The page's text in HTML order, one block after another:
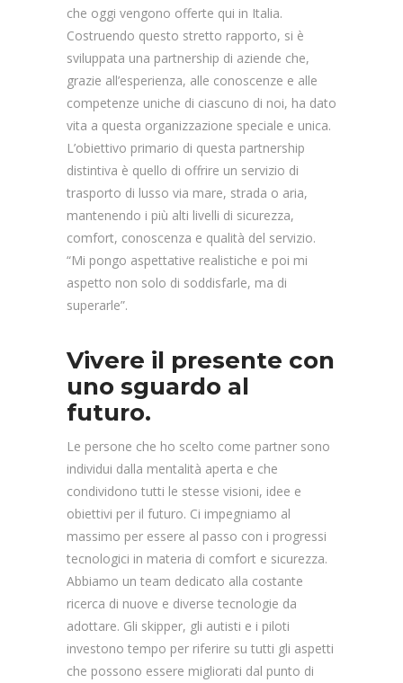
che oggi vengono offerte qui in Italia.
Costruendo questo stretto rapporto, si è
sviluppata una partnership di aziende che,
grazie all’esperienza, alle conoscenze e alle
competenze uniche di ciascuno di noi, ha dato
vita a questa organizzazione speciale e unica.
L’obiettivo primario di questa partnership
distintiva è quello di offrire un servizio di
trasporto di lusso via mare, strada o aria,
mantenendo i più alti livelli di sicurezza,
comfort, conoscenza e qualità del servizio.
“Mi pongo aspettative realistiche e poi mi
aspetto non solo di soddisfarle, ma di
superarle”.
Vivere il presente con
uno sguardo al
futuro.
Le persone che ho scelto come partner sono
individui dalla mentalità aperta e che
condividono tutti le stesse visioni, idee e
obiettivi per il futuro. Ci impegniamo al
massimo per essere al passo con i progressi
tecnologici in materia di comfort e sicurezza.
Abbiamo un team dedicato alla costante
ricerca di nuove e diverse tecnologie da
adottare. Gli skipper, gli autisti e i piloti
investono tempo per riferire su tutti gli aspetti
che possono essere migliorati dal punto di